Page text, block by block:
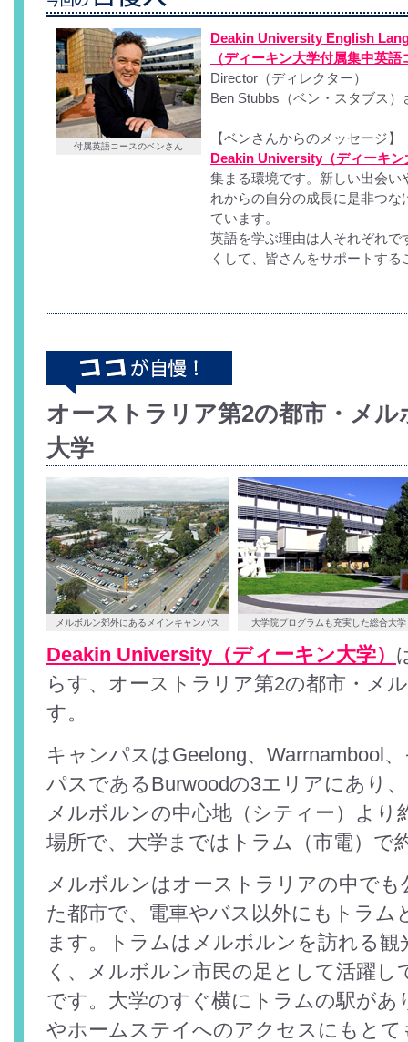
付属英語コースのベンさん
Deakin University English
（ディーキン大学付属集中英語
Director（ディレクター）
Ben Stubbs（ベン・スタブス）
【ベンさんからのメッセージ】
Deakin University（ディーキン
集まる環境です。新しい出会
れからの自分の成長に是非つ
ています。
英語を学ぶ理由は人それぞれ
くして、皆さんをサポートす
オーストラリア第2の都市・メ
大学
メルボルン郊外にあるメインキャンパス 大学院プログラムも充実した総合大学
Deakin University（ディーキン大学）
らす、オーストラリア第2の都市・メ
す。
キャンパスはGeelong、Warrnambool
パスであるBurwoodの3エリアにあり
メルボルンの中心地（シティー）より
場所で、大学まではトラム（市電）で
メルボルンはオーストラリアの中でも
た都市で、電車やバス以外にもトラム
ます。トラムはメルボルンを訪れる
く、メルボルン市民の足として活躍し
です。大学のすぐ横にトラムの駅があ
やホームステイへのアクセスにもとて